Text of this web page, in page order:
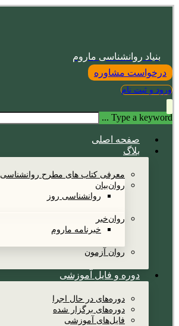
بنیاد روانشناسی ماروم
درخواست مشاوره
ورود و ثبت نام
Type a keyword ...
صفحه اصلی
بلاگ
معرفی کتاب های مطرح روانشناسی
روان‌بیان
روانشناسی روز
روان‌خبر
خبرنامه ماروم
روان آزمون
دوره و فایل آموزشی
دوره‌های در حال اجرا
دوره‌های برگزار شده
فایل‌های آموزشی